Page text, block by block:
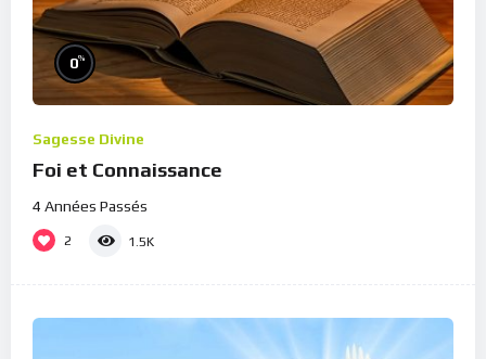
0%
Sagesse Divine
Foi et Connaissance
4 Années Passés
2 1.5K